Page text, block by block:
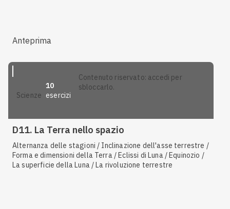
Anteprima
scienze
10
esercizi
contenuto riservato: accedi per
sbloccarlo.
D11. La Terra nello spazio
Alternanza delle stagioni / Inclinazione dell'asse terrestre /
Forma e dimensioni della Terra / Eclissi di Luna / Equinozio /
La superficie della Luna / La rivoluzione terrestre